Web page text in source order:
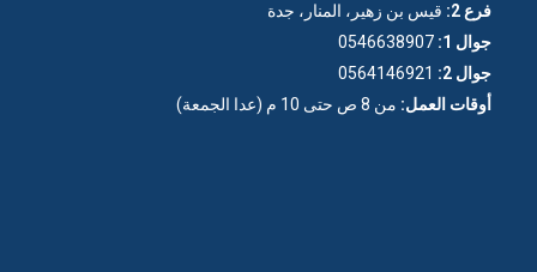
فرع 2:
قيس بن زهير، المنار، جدة
جوال 1:
0546638907
جوال 2:
0564146921
أوقات العمل: من 8 ص حتى 10 م (عدا الجمعة)